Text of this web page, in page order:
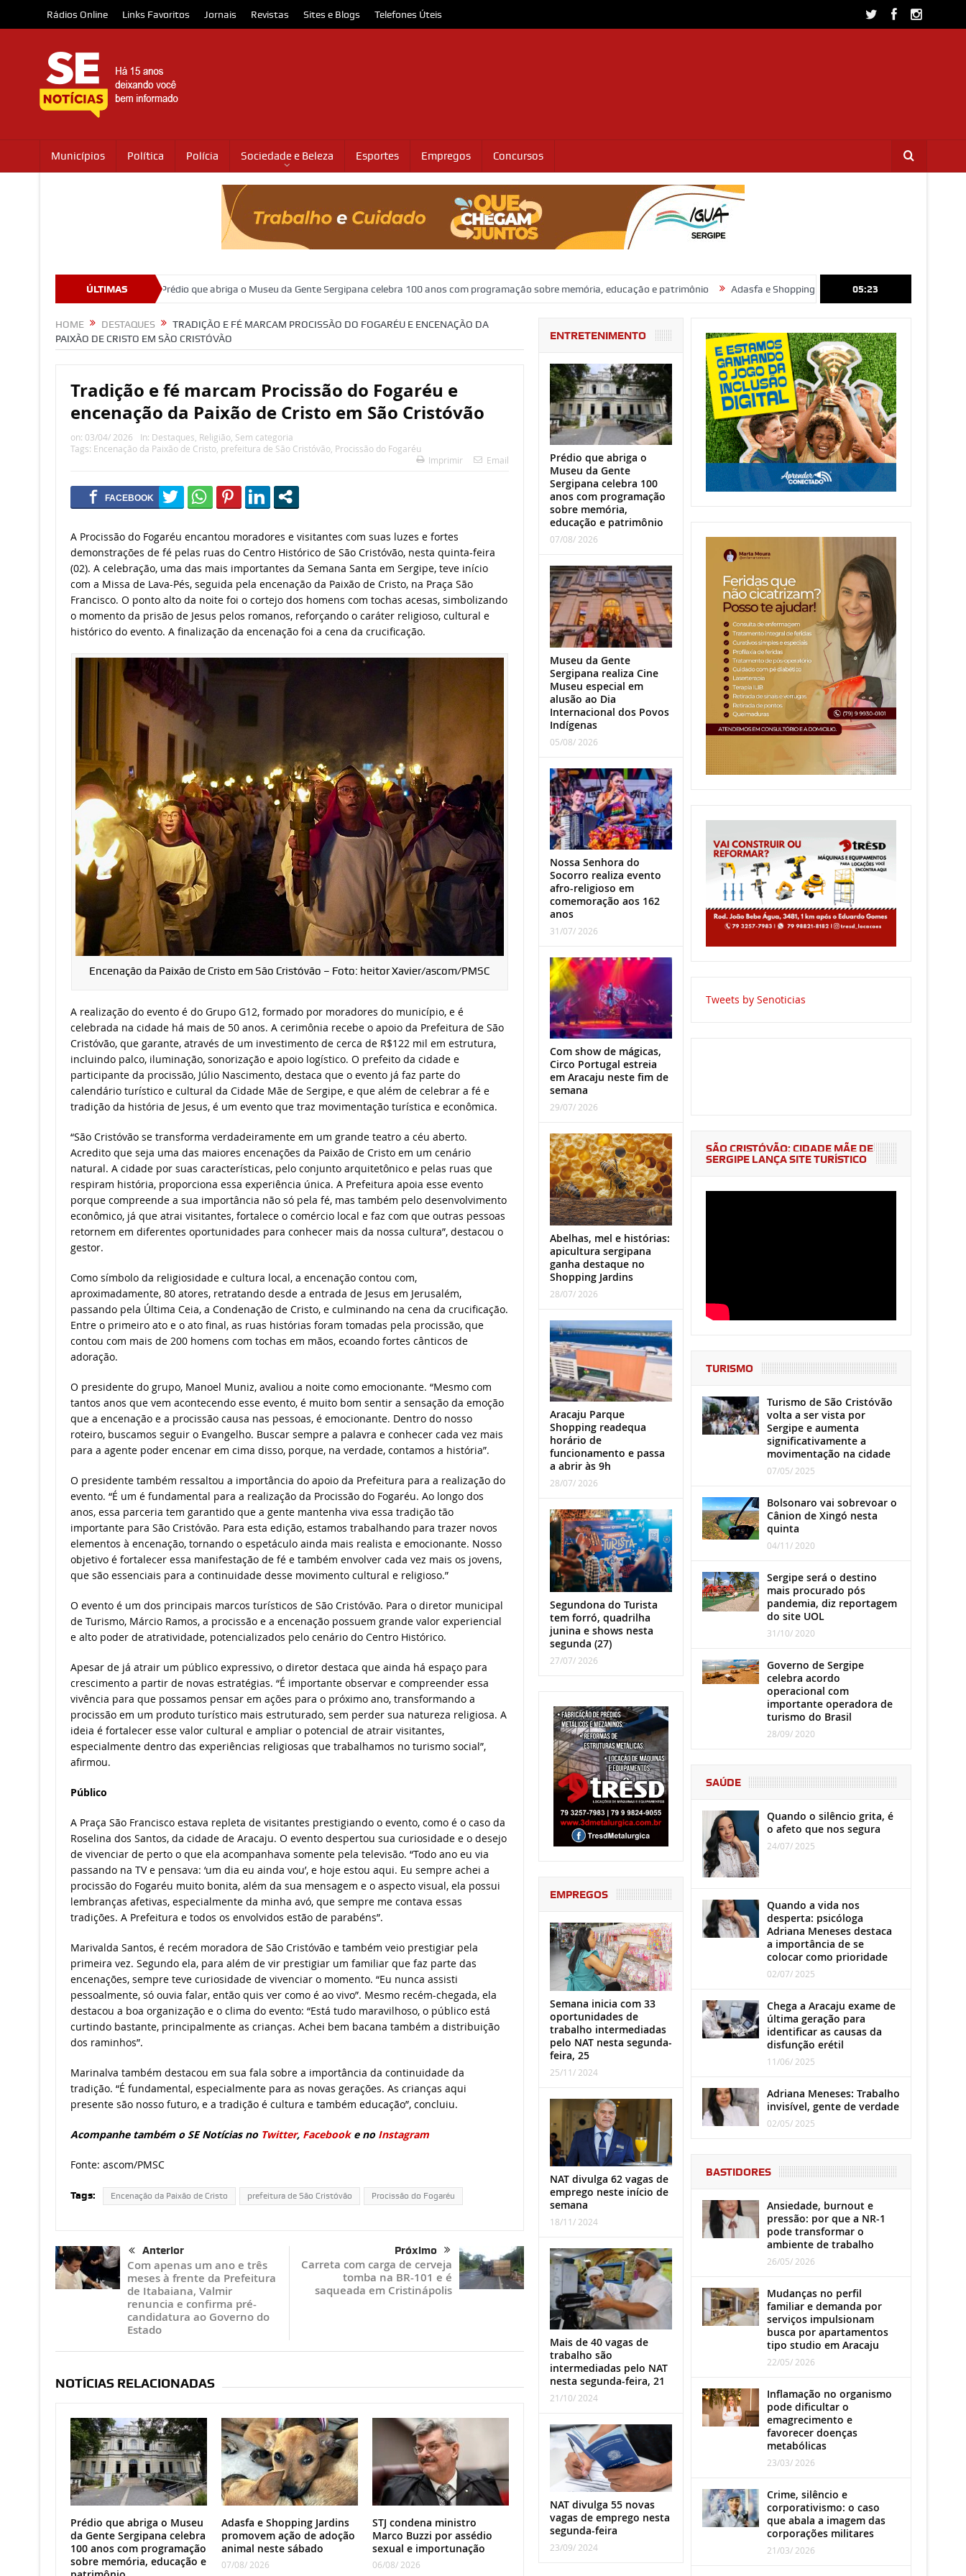
Rádios Online Links Favoritos Jornais Revistas Sites e Blogs Telefones Úteis
Municípios Política Polícia Sociedade e Beleza Esportes Empregos Concursos
ÚLTIMAS
Prédio que abriga o Museu da Gente Sergipana celebra 100 anos com programação sobre memória, educação e patrimônio Adasfa e Shopping Jardins promovem ação de adoção animal
05:23
HOME DESTAQUES
TRADIÇÃO E FÉ MARCAM PROCISSÃO DO FOGARÉU E ENCENAÇÃO DA
PAIXÃO DE CRISTO EM SÃO CRISTÓVÃO
Tradição e fé marcam Procissão do Fogaréu e
encenação da Paixão de Cristo em São Cristóvão
on: 03/04/ 2026 In: Destaques Religião, Sem categoria
Tags: Encenação da Paixão de Cristo, prefeitura de São Cristóvão, Procissão do Fogaréu
Imprimir
Email
A Procissão do Fogaréu encantou moradores e visitantes com suas luzes e fortes
demonstrações de fé pelas ruas do Centro Histórico de São Cristóvão, nesta quinta-feira
(02). A celebração, uma das mais importantes da Semana Santa em Sergipe, teve início
com a Missa de Lava-Pés, seguida pela encenação da Paixão de Cristo, na Praça São
Francisco. O ponto alto da noite foi o cortejo dos homens com tochas acesas, simbolizando
o momento da prisão de Jesus pelos romanos, reforçando o caráter religioso, cultural e
histórico do evento. A finalização da encenação foi a cena da crucificação.
Encenação da Paixão de Cristo em São Cristóvão – Foto: heitor Xavier/ascom/PMSC
A realização do evento é do Grupo G12, formado por moradores do município, e é
celebrada na cidade há mais de 50 anos. A cerimônia recebe o apoio da Prefeitura de São
Cristóvão, que garante, através de um investimento de cerca de R$122 mil em estrutura,
incluindo palco, iluminação, sonorização e apoio logístico. O prefeito da cidade e
participante da procissão, Júlio Nascimento, destaca que o evento já faz parte do
calendário turístico e cultural da Cidade Mãe de Sergipe, e que além de celebrar a fé e
tradição da história de Jesus, é um evento que traz movimentação turística e econômica.
“São Cristóvão se transforma verdadeiramente em um grande teatro a céu aberto.
Acredito que seja uma das maiores encenações da Paixão de Cristo em um cenário
natural. A cidade por suas características, pelo conjunto arquitetônico e pelas ruas que
respiram história, proporciona essa experiência única. A Prefeitura apoia esse evento
porque compreende a sua importância não só pela fé, mas também pelo desenvolvimento
econômico, já que atrai visitantes, fortalece o comércio local e faz com que outras pessoas
retornem em diferentes oportunidades para conhecer mais da nossa cultura”, destacou o
gestor.
Como símbolo da religiosidade e cultura local, a encenação contou com,
aproximadamente, 80 atores, retratando desde a entrada de Jesus em Jerusalém,
passando pela Última Ceia, a Condenação de Cristo, e culminando na cena da crucificação.
Entre o primeiro ato e o ato final, as ruas histórias foram tomadas pela procissão, que
contou com mais de 200 homens com tochas em mãos, ecoando fortes cânticos de
adoração.
O presidente do grupo, Manoel Muniz, avaliou a noite como emocionante. “Mesmo com
tantos anos que vem acontecendo esse evento, é muito bom sentir a sensação da emoção
que a encenação e a procissão causa nas pessoas, é emocionante. Dentro do nosso
roteiro, buscamos seguir o Evangelho. Buscar sempre a palavra e conhecer cada vez mais
para a agente poder encenar em cima disso, porque, na verdade, contamos a história”.
O presidente também ressaltou a importância do apoio da Prefeitura para a realização do
evento. “É um é fundamental para a realização da Procissão do Fogaréu. Ao longo dos
anos, essa parceria tem garantido que a gente mantenha viva essa tradição tão
importante para São Cristóvão. Para esta edição, estamos trabalhando para trazer novos
elementos à encenação, tornando o espetáculo ainda mais realista e emocionante. Nosso
objetivo é fortalecer essa manifestação de fé e também envolver cada vez mais os jovens,
que são essenciais para a continuidade desse movimento cultural e religioso.”
O evento é um dos principais marcos turísticos de São Cristóvão. Para o diretor municipal
de Turismo, Márcio Ramos, a procissão e a encenação possuem grande valor experiencial
e alto poder de atratividade, potencializados pelo cenário do Centro Histórico.
Apesar de já atrair um público expressivo, o diretor destaca que ainda há espaço para
crescimento a partir de novas estratégias. “É importante observar e compreender essa
vivência para que possamos pensar em ações para o próximo ano, transformando a
procissão em um produto turístico mais estruturado, sem perder sua natureza religiosa. A
ideia é fortalecer esse valor cultural e ampliar o potencial de atrair visitantes,
especialmente dentro das experiências religiosas que trabalhamos no turismo social”,
afirmou.
Público
A Praça São Francisco estava repleta de visitantes prestigiando o evento, como é o caso da
Roselina dos Santos, da cidade de Aracaju. O evento despertou sua curiosidade e o desejo
de vivenciar de perto o que ela acompanhava somente pela televisão. “Todo ano eu via
passando na TV e pensava: ‘um dia eu ainda vou’, e hoje estou aqui. Eu sempre achei a
procissão do Fogaréu muito bonita, além da sua mensagem e o aspecto visual, ela possui
lembranças afetivas, especialmente da minha avó, que sempre me contava essas
tradições. A Prefeitura e todos os envolvidos estão de parabéns”.
Marivalda Santos, é recém moradora de São Cristóvão e também veio prestigiar pela
primeira vez. Segundo ela, para além de vir prestigiar um familiar que faz parte das
encenações, sempre teve curiosidade de vivenciar o momento. “Eu nunca assisti
pessoalmente, só ouvia falar, então quis ver como é ao vivo”. Mesmo recém-chegada, ela
destacou a boa organização e o clima do evento: “Está tudo maravilhoso, o público está
curtindo bastante, principalmente as crianças. Achei bem bacana também a distribuição
dos raminhos”.
Marinalva também destacou em sua fala sobre a importância da continuidade da
tradição. “É fundamental, especialmente para as novas gerações. As crianças aqui
presente são nosso futuro, e a tradição é cultura e também educação”, concluiu.
Acompanhe também o SE Notícias no Twitter, Facebooke no Instagram
Fonte: ascom/PMSC
Tags: Encenação da Paixão de Cristo prefeitura de São Cristóvão Procissão do Fogaréu
Anterior
Com apenas um ano e três
meses à frente da Prefeitura
de Itabaiana, Valmir
renuncia e confirma pré-
candidatura ao Governo do
Estado
Próximo
Carreta com carga de cerveja
tomba na BR-101 e é
saqueada em Cristinápolis
NOTÍCIAS RELACIONADAS
Prédio que abriga o Museu
da Gente Sergipana celebra
100 anos com programação
sobre memória, educação e
Adasfa e Shopping Jardins
promovem ação de adoção
animal neste sábado
07/08/ 2026
STJ condena ministro
Marco Buzzi por assédio
sexual e importunação
06/08/ 2026
ENTRETENIMENTO
Prédio que abriga o
Museu da Gente
Sergipana celebra 100
anos com programação
sobre memória,
educação e patrimônio
07/08/ 2026
Museu da Gente
Sergipana realiza Cine
Museu especial em
alusão ao Dia
Internacional dos Povos
Indígenas
05/08/ 2026
Nossa Senhora do
Socorro realiza evento
afro-religioso em
comemoração aos 162
anos
31/07/ 2026
Com show de mágicas,
Circo Portugal estreia
em Aracaju neste fim de
semana
29/07/ 2026
Abelhas, mel e histórias:
apicultura sergipana
ganha destaque no
Shopping Jardins
28/07/ 2026
Aracaju Parque
Shopping readequa
horário de
funcionamento e passa
a abrir às 9h
28/07/ 2026
Segundona do Turista
tem forró, quadrilha
junina e shows nesta
segunda (27)
27/07/ 2026
EMPREGOS
Semana inicia com 33
oportunidades de
trabalho intermediadas
pelo NAT nesta segunda-
feira, 25
25/11/ 2024
NAT divulga 62 vagas de
emprego neste início de
semana
18/11/ 2024
Mais de 40 vagas de
trabalho são
intermediadas pelo NAT
nesta segunda-feira, 21
21/10/ 2024
NAT divulga 55 novas
vagas de emprego nesta
segunda-feira
23/09/ 2024
Tweets by Senoticias
SÃO CRISTÓVÃO: CIDADE MÃE DE
SERGIPE LANÇA SITE TURÍSTICO
TURISMO
Turismo de São Cristóvão
volta a ser vista por
Sergipe e aumenta
significativamente a
movimentação na cidade
07/05/ 2025
Bolsonaro vai sobrevoar o
Cânion de Xingó nesta
quinta
04/11/ 2020
Sergipe será o destino
mais procurado pós
pandemia, diz reportagem
do site UOL
31/10/ 2020
Governo de Sergipe
celebra acordo
operacional com
importante operadora de
turismo do Brasil
28/09/ 2020
SAÚDE
Quando o silêncio grita, é
o afeto que nos segura
24/07/ 2025
Quando a vida nos
desperta: psicóloga
Adriana Meneses destaca
a importância de se
colocar como prioridade
02/07/ 2025
Chega a Aracaju exame de
última geração para
identificar as causas da
disfunção erétil
11/06/ 2025
Adriana Meneses: Trabalho
invisível, gente de verdade
02/05/ 2025
BASTIDORES
Ansiedade, burnout e
pressão: por que a NR-1
pode transformar o
ambiente de trabalho
26/05/ 2026
Mudanças no perfil
familiar e demanda por
serviços impulsionam
busca por apartamentos
tipo studio em Aracaju
22/05/ 2026
Inflamação no organismo
pode dificultar o
emagrecimento e
favorecer doenças
metabólicas
23/03/ 2026
Crime, silêncio e
corporativismo: o caso
que abala a imagem das
corporações militares
21/03/ 2026